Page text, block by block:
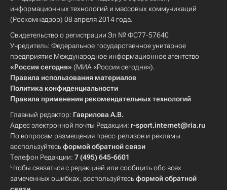
информационных технологий и массовых коммуникаций
(Роскомнадзор) 08 апреля 2014 года.
Свидетельство о регистрации Эл № ФС77-57640
Учредитель: Федеральное государственное унитарное
предприятие Международное информационное агентство
«Россия сегодня» (МИА «Россия сегодня»).
Правила использования материалов
Политика конфиденциальности
Правила применения рекомендательных технологий
Главный редактор: Гаврилова А.В.
Адрес электронной почты Редакции: r-sport.internet@ria.ru
По вопросам размещения пресс-релизов и рекламы
воспользуйтесьформой обратной связи
Телефон Редакции: 7 (495) 645-6601
Чтобы связаться с редакцией или сообщить обо всех
замеченных ошибках, воспользуйтесьформой обратной